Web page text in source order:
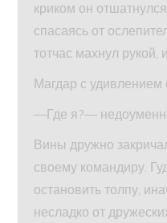
криком он
спасаясь от
тотчас махнул рукой,
Магдар с удивлением
—Где я?—
Вины дружно
своему командиру.
остановить толпу,
несладко от